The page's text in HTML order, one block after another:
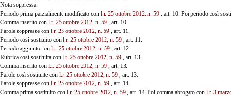
Nota soppressa.
Periodo prima parzialmente modificato con l.r. 25 ottobre 2012, n. 59, art. 10. Poi periodo così
Comma inserito con l.r. 25 ottobre 2012, n. 59, art. 10.
Parole soppresse con l.r. 25 ottobre 2012, n. 59, art. 11.
Periodo così sostituito con l.r. 25 ottobre 2012, n. 59, art. 11.
Periodo aggiunto con l.r. 25 ottobre 2012, n. 59, art. 12.
Rubrica così sostituita con l.r. 25 ottobre 2012, n. 59, art. 13.
Comma inserito con l.r. 25 ottobre 2012, n. 59, art. 13.
Parole così sostituite con l.r. 25 ottobre 2012, n. 59, art. 13.
Parole soppresse con l.r. 25 ottobre 2012, n. 59, art. 14.
Comma prima sostituito con l.r. 25 ottobre 2012, n. 59, art. 14. Poi comma abrogato con l.r. 3